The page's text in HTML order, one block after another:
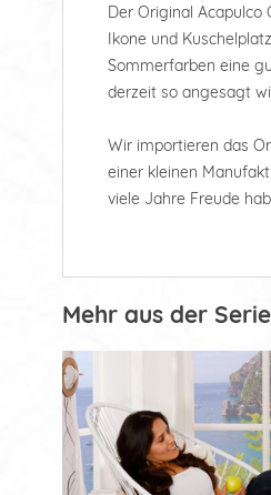
Der Original Acapulco
Ikone und
Sommerfarben eine
derzeit so angesagt
Wir importieren das
einer kleinen
viele Jahre Freude
Mehr aus der